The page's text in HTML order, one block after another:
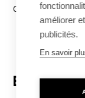
0,00€
Pied
améliorer
publicités.
En savoir